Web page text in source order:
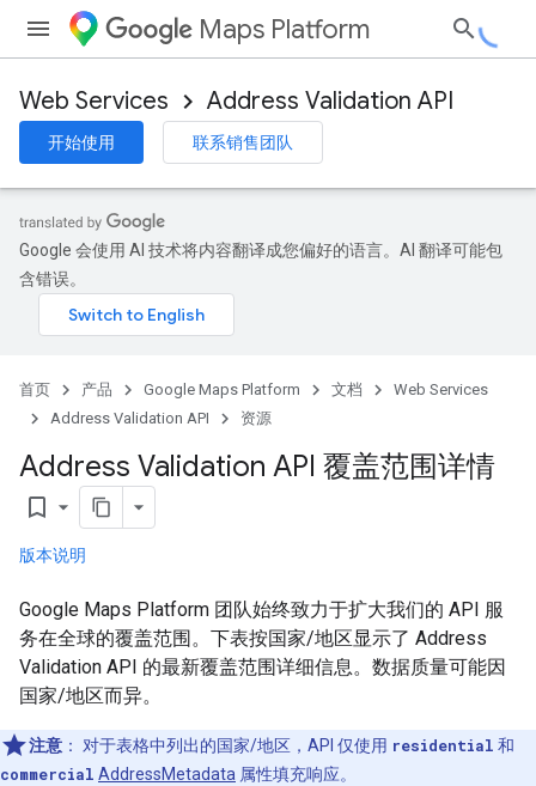
Maps Platform
Web Services Address Validation API
开始使用 联系销售团队
Google 会使用 AI 技术将内容翻译成您偏好的语言。AI 翻译可能包
含错误。
首页 产品 Google Maps Platform 文档
Web Services
Address Validation API
资源
Address Validation API 覆盖范围详情
bookmark_border
版本说明
Google Maps Platform 团队始终致力于扩大我们的 API 服
务在全球的覆盖范围。下表按国家/地区显示了 Address
Validation API 的最新覆盖范围详细信息。数据质量可能因
国家/地区而异。
注意 ： 对于表格中列出的国家/地区，API 仅使用 residential 和
commercial AddressMetadata 属性填充响应。